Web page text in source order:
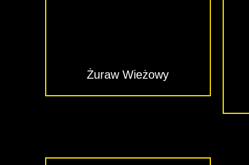
Żuraw Wieżowy